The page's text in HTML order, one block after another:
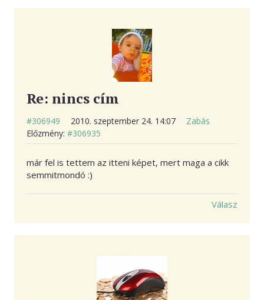
Re: nincs cím
#306949 2010. szeptember 24. 14:07
Zabás
Előzmény: #306935
már fel is tettem az itteni képet, mert maga a cikk
semmitmondó :)
Válasz